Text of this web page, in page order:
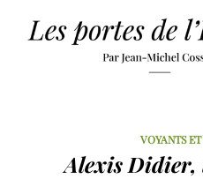
VOYANTS
Alexis Didier,